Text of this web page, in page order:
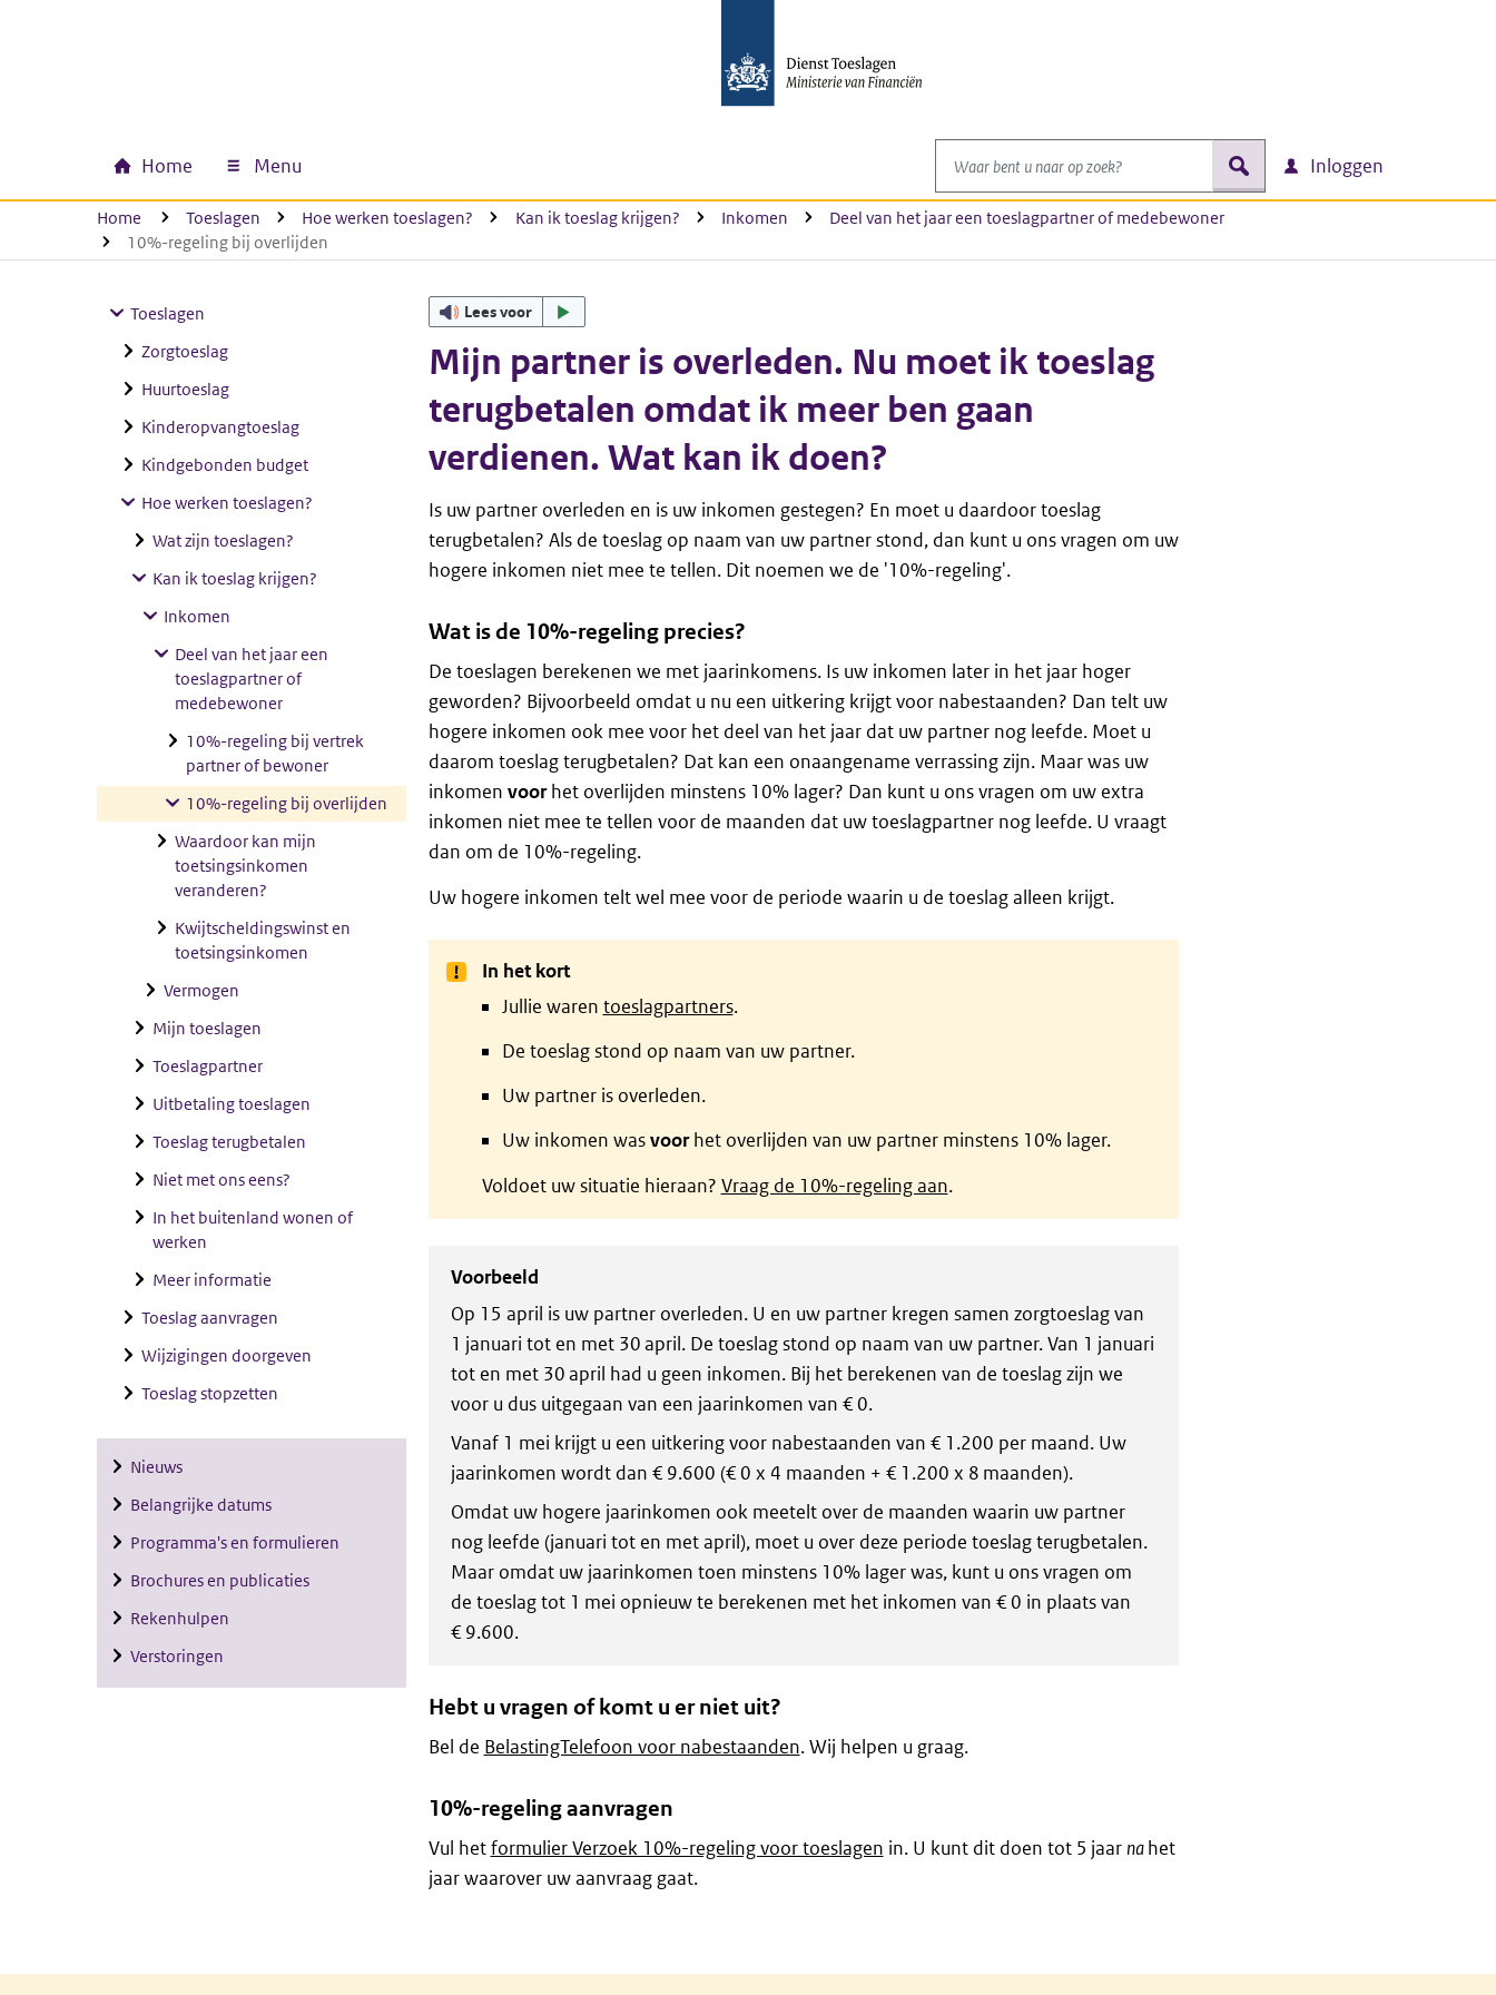
Hoofdnavigatie
Home Menu
Waar bent u naar op zoek?
zoek Inloggen
U bevindt zich hier:
Home Toeslagen Hoe werken toeslagen? Kan ik toeslag krijgen? Inkomen
Deel van het jaar een toeslagpartner of medebewoner
10%-regeling bij overlijden
Toeslagen
Zorgtoeslag
Huurtoeslag
Kinderopvangtoeslag
Kindgebonden budget
Hoe werken toeslagen?
Wat zijn toeslagen?
Kan ik toeslag krijgen?
Inkomen
Deel van het jaar een
toeslagpartner of
medebewoner
10%-regeling bij vertrek
partner of bewoner
10%-regeling bij overlijden
Waardoor kan mijn
toetsingsinkomen
veranderen?
Kwijtscheldingswinst en
toetsingsinkomen
Vermogen
Mijn toeslagen
Toeslagpartner
Uitbetaling toeslagen
Toeslag terugbetalen
Niet met ons eens?
In het buitenland wonen of
werken
Meer informatie
Toeslag aanvragen
Wijzigingen doorgeven
Toeslag stopzetten
Nieuws
Belangrijke datums
Programma's en formulieren
Brochures en publicaties
Rekenhulpen
Verstoringen
Lees voor
Mijn partner is overleden. Nu moet ik toeslag
terugbetalen omdat ik meer ben gaan
verdienen. Wat kan ik doen?
Is uw partner overleden en is uw inkomen gestegen? En moet u daardoor toeslag
terugbetalen? Als de toeslag op naam van uw partner stond, dan kunt u ons vragen om uw
hogere inkomen niet mee te tellen. Dit noemen we de '10%-regeling'.
Wat is de 10%-regeling precies?
De toeslagen berekenen we met jaarinkomens. Is uw inkomen later in het jaar hoger
geworden? Bijvoorbeeld omdat u nu een uitkering krijgt voor nabestaanden? Dan telt uw
hogere inkomen ook mee voor het deel van het jaar dat uw partner nog leefde. Moet u
daarom toeslag terugbetalen? Dat kan een onaangename verrassing zijn. Maar was uw
inkomen voorhet overlijden minstens 10% lager? Dan kunt u ons vragen om uw extra
inkomen niet mee te tellen voor de maanden dat uw toeslagpartner nog leefde. U vraagt
dan om de 10%-regeling.
Uw hogere inkomen telt wel mee voor de periode waarin u de toeslag alleen krijgt.
In het kort
Jullie waren toeslagpartners.
De toeslag stond op naam van uw partner.
Uw partner is overleden.
Uw inkomen wasvoorhet overlijden van uw partner minstens 10% lager.
Voldoet uw situatie hieraan? Vraag de 10%-regeling aan.
Voorbeeld
Op 15 april is uw partner overleden. U en uw partner kregen samen zorgtoeslag van
1 januari tot en met 30 april. De toeslag stond op naam van uw partner. Van 1 januari
tot en met 30 april had u geen inkomen. Bij het berekenen van de toeslag zijn we
voor u dus uitgegaan van een jaarinkomen van € 0.
Vanaf 1 mei krijgt u een uitkering voor nabestaanden van € 1.200 per maand. Uw
jaarinkomen wordt dan € 9.600 (€ 0 x 4 maanden + € 1.200 x 8 maanden).
Omdat uw hogere jaarinkomen ook meetelt over de maanden waarin uw partner
nog leefde (januari tot en met april), moet u over deze periode toeslag terugbetalen.
Maar omdat uw jaarinkomen toen minstens 10% lager was, kunt u ons vragen om
de toeslag tot 1 mei opnieuw te berekenen met het inkomen van € 0 in plaats van
€ 9.600.
Hebt u vragen of komt u er niet uit?
Bel de BelastingTelefoon voor nabestaanden. Wij helpen u graag.
10%-regeling aanvragen
Vul hetformulier Verzoek 10%-regeling voor toeslagen in. U kunt dit doen tot 5 jaarnahet
jaar waarover uw aanvraag gaat.